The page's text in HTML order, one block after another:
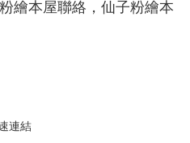
繪本屋聯絡，仙子粉繪本
連結